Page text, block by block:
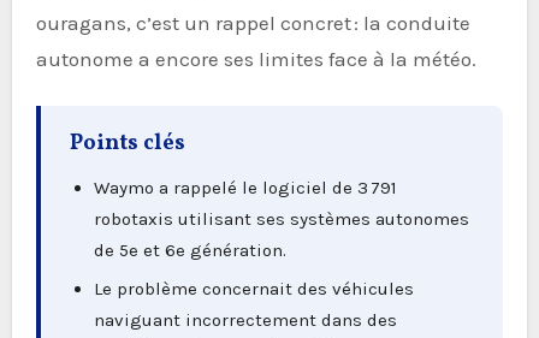
ouragans, c’est un rappel concret : la conduite
autonome a encore ses limites face à la météo.
Points clés
Waymo a rappelé le logiciel de 3 791
robotaxis utilisant ses systèmes autonomes
de 5e et 6e génération.
Le problème concernait des véhicules
naviguant incorrectement dans des